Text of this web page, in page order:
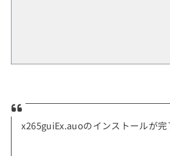
x265guiEx.auoのインストールが完